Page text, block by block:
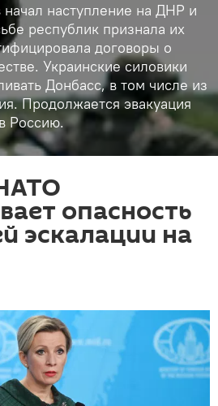
наступление на ДНР и
республик признала их
договоры о
Украинские силовики
Донбасс, в том числе из
Продолжается эвакуация
Россию.
опасность
эскалации на